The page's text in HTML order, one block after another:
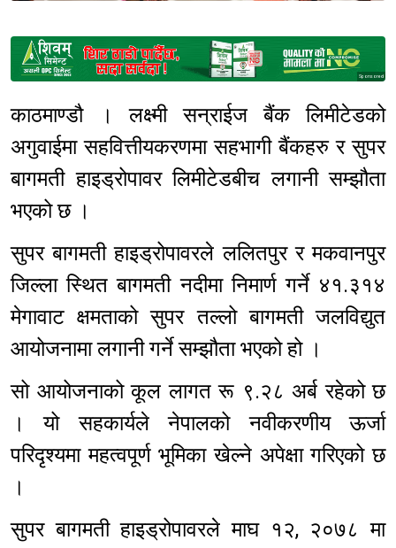
Sponsored
काठमाण्डौ । लक्ष्मी सन्‌राईज बैंक लिमीटेडको
अगुवाईमा सहवित्तीयकरणमा सहभागी बैंकहरु र सुपर
बागमती हाइड्रोपावर लिमीटेडबीच लगानी सम्झौता
भएको छ ।
सुपर बागमती हाइड्रोपावरले ललितपुर र मकवानपुर
जिल्ला स्थित बागमती नदीमा निमार्ण गर्ने ४१.३१४
मेगावाट क्षमताको सुपर तल्लो बागमती जलविद्युत
आयोजनामा लगानी गर्ने सम्झौता भएको हो ।
सो आयोजनाको कूल लागत रू ९.२८ अर्ब रहेको छ
। यो सहकार्यले नेपालको नवीकरणीय ऊर्जा
परिदृश्यमा महत्वपूर्ण भूमिका खेल्ने अपेक्षा गरिएको छ
।
सुपर बागमती हाइड्रोपावरले माघ १२, २०७८ मा